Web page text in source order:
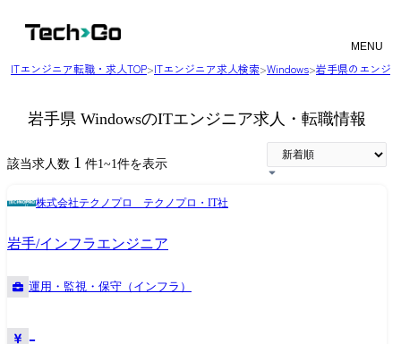
MENU
ITエンジニア転職・求人TOP>ITエンジニア求人検索>Windows>岩手県のエンジ
岩手県 WindowsのITエンジニア求人・転職情報
該当求人数 1 件1~1件を表示
株式会社テクノプロ テクノプロ・IT社
岩手/インフラエンジニア
運用・監視・保守（インフラ）
-